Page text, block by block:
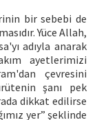
bir sebebi de
Yüce Allah,
adıyla anarak
ayetlerimizi
çevresini
şanı pek
dikkat edilirse
yer” şeklinde